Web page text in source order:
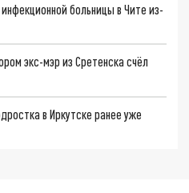
больницы в Чите из-
экс-мэр из Сретенска счёл
в Иркутске ранее уже